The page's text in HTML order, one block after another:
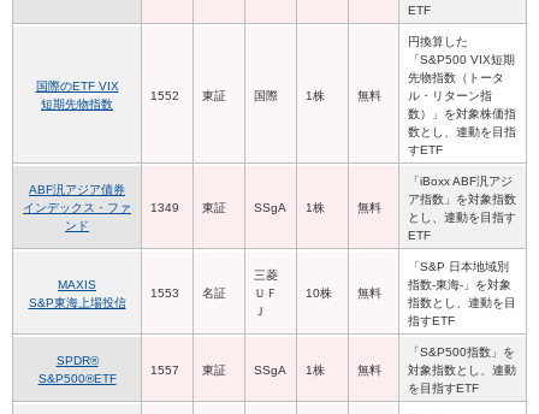
ETF
国際のETF VIX
短期先物指数
1552 東証 国際 1株 無料
円換算した
「S&P500 VIX短期
先物指数（トータ
ル・リターン指
数）」を対象株価指
数とし、連動を目指
すETF
ABF汎アジア債券
インデックス・ファ
ンド
1349 東証 SSgA 1株 無料
「iBoxx ABF汎アジ
ア指数」を対象指数
とし、連動を目指す
ETF
MAXIS
S&P東海上場投信
1553 名証
三菱
ＵＦ
Ｊ
10株 無料
「S&P 日本地域別
指数-東海-」を対象
指数とし、連動を目
指すETF
SPDR®
S&P500®ETF
1557 東証 SSgA 1株 無料
「S&P500指数」を
対象指数とし、連動
を目指すETF